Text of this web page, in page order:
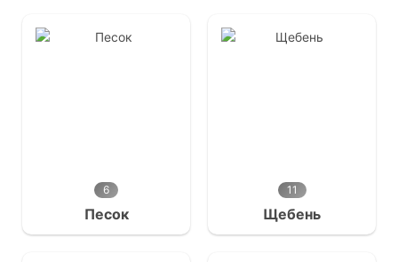
6
Песок
11
Щебень